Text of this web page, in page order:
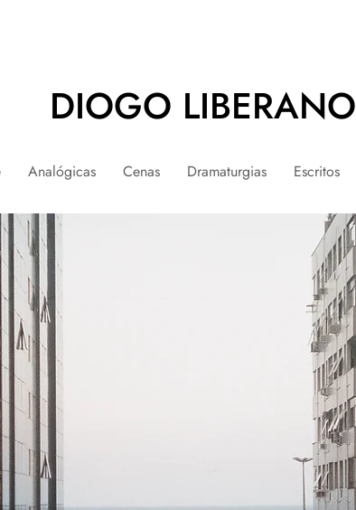
DIOGO LIBERANO
Analógicas Cenas Dramaturgias Escritos